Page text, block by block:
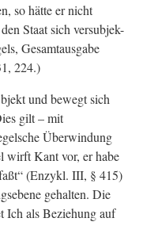
so hätte er nicht
Staat sich versubjek-
Gesamtausgabe
224.)
und bewegt sich
gilt – mit
Überwindung
wirft Kant vor, er habe
(Enzykl. III, § 415)
gehalten. Die
Ich als Beziehung auf